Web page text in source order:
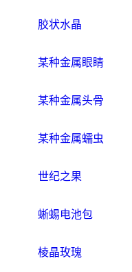
胶状水晶
某种金属眼睛
某种金属头骨
某种金属蠕虫
世纪之果
蜥蜴电池包
棱晶玫瑰